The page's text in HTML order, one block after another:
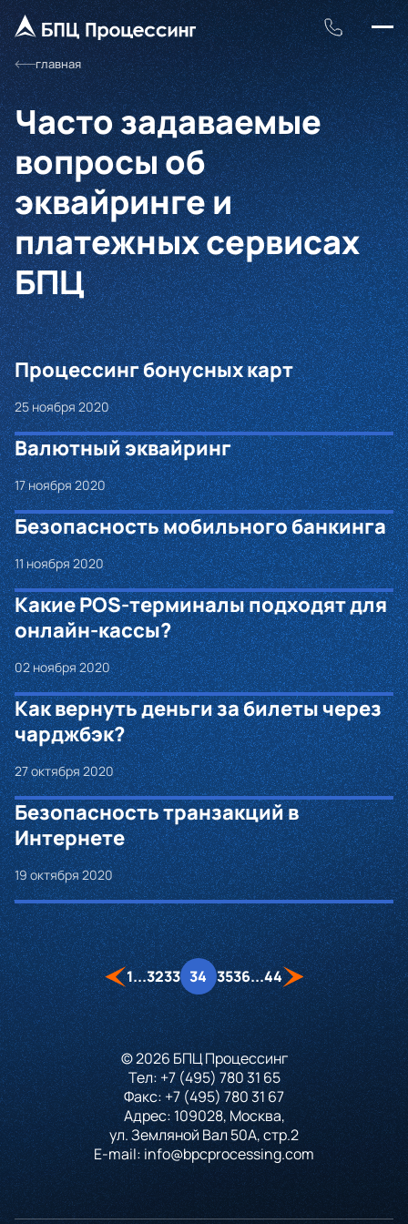
главная
Часто задаваемые
вопросы об
эквайринге и
платежных сервисах
БПЦ
Процессинг бонусных карт
25 ноября 2020
Валютный эквайринг
17 ноября 2020
Безопасность мобильного банкинга
11 ноября 2020
Какие POS-терминалы подходят для
онлайн-кассы?
02 ноября 2020
Как вернуть деньги за билеты через
чарджбэк?
27 октября 2020
Безопасность транзакций в
Интернете
19 октября 2020
1...3233 34 3536...44
© 2026 БПЦ Процессинг
Тел:+7 (495) 780 31 65
Факс:+7 (495) 780 31 67
Адрес: 109028, Москва,
ул. Земляной Вал 50А, стр.2
E-mail:info@bpcprocessing.com